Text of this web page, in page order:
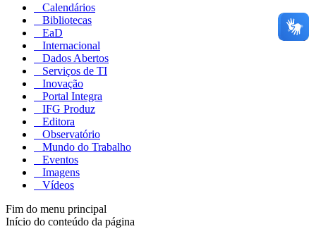
Calendários
Bibliotecas
EaD
Internacional
Dados Abertos
Serviços de TI
Inovação
Portal Integra
IFG Produz
Editora
Observatório
Mundo do Trabalho
Eventos
Imagens
Vídeos
Fim do menu principal
Início do conteúdo da página